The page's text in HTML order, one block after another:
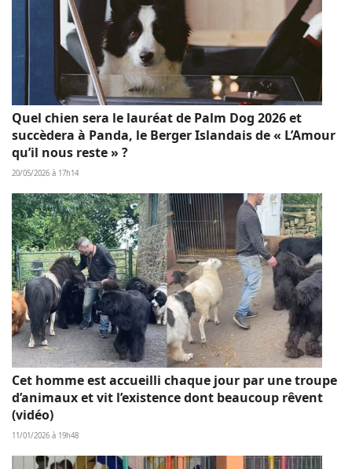
Quel chien sera le lauréat de Palm Dog 2026 et
succèdera à Panda, le Berger Islandais de « L’Amour
qu’il nous reste » ?
20/05/2026 à 17h14
Cet homme est accueilli chaque jour par une troupe
d’animaux et vit l’existence dont beaucoup rêvent
(vidéo)
11/01/2026 à 19h48